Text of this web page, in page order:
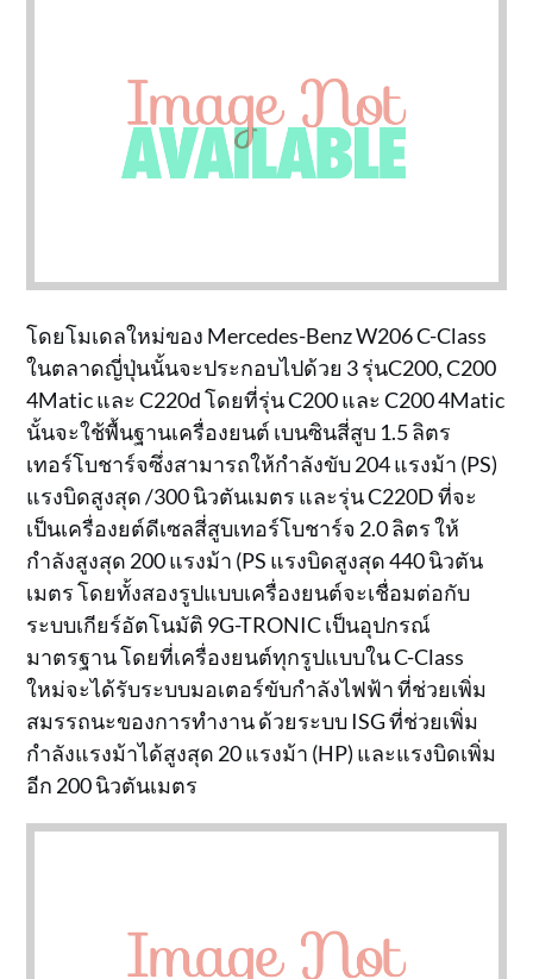
โดยโมเดลใหม่ของ Mercedes-Benz W206 C-Class
ในตลาดญี่ปุ่นนั้นจะประกอบไปด้วย 3 รุ่นC200, C200
4Matic และ C220d โดยที่รุ่น C200 และ C200 4Matic
นั้นจะใช้พื้นฐานเครื่องยนต์ เบนซินสี่สูบ 1.5 ลิตร
เทอร์โบชาร์จซึ่งสามารถให้กำลังขับ 204 แรงม้า (PS)
แรงบิดสูงสุด /300 นิวตันเมตร และรุ่น C220D ที่จะ
เป็นเครื่องยต์ดีเซลสี่สูบเทอร์โบชาร์จ 2.0 ลิตร ให้
กำลังสูงสุด 200 แรงม้า (PS แรงบิดสูงสุด 440 นิวตัน
เมตร โดยทั้งสองรูปแบบเครื่องยนต์จะเชื่อมต่อกับ
ระบบเกียร์อัตโนมัติ 9G-TRONIC เป็นอุปกรณ์
มาตรฐาน โดยที่เครื่องยนต์ทุกรูปแบบใน C-Class
ใหม่จะได้รับระบบมอเตอร์ขับกำลังไฟฟ้า ที่ช่วยเพิ่ม
สมรรถนะของการทำงาน ด้วยระบบ ISG ที่ช่วยเพิ่ม
กำลังแรงม้าได้สูงสุด 20 แรงม้า (HP) และแรงบิดเพิ่ม
อีก 200 นิวตันเมตร